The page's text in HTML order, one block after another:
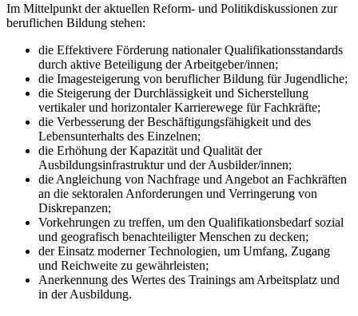
Im Mittelpunkt der aktuellen Reform- und Politikdiskussionen zur
beruflichen Bildung stehen:
die Effektivere Förderung nationaler Qualifikationsstandards
durch aktive Beteiligung der Arbeitgeber/innen;
die Imagesteigerung von beruflicher Bildung für Jugendliche;
die Steigerung der Durchlässigkeit und Sicherstellung
vertikaler und horizontaler Karrierewege für Fachkräfte;
die Verbesserung der Beschäftigungsfähigkeit und des
Lebensunterhalts des Einzelnen;
die Erhöhung der Kapazität und Qualität der
Ausbildungsinfrastruktur und der Ausbilder/innen;
die Angleichung von Nachfrage und Angebot an Fachkräften
an die sektoralen Anforderungen und Verringerung von
Diskrepanzen;
Vorkehrungen zu treffen, um den Qualifikationsbedarf sozial
und geografisch benachteiligter Menschen zu decken;
der Einsatz moderner Technologien, um Umfang, Zugang
und Reichweite zu gewährleisten;
Anerkennung des Wertes des Trainings am Arbeitsplatz und
in der Ausbildung.